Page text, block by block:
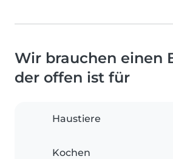
Wir brauchen einen
der offen ist für
Haustiere
Kochen